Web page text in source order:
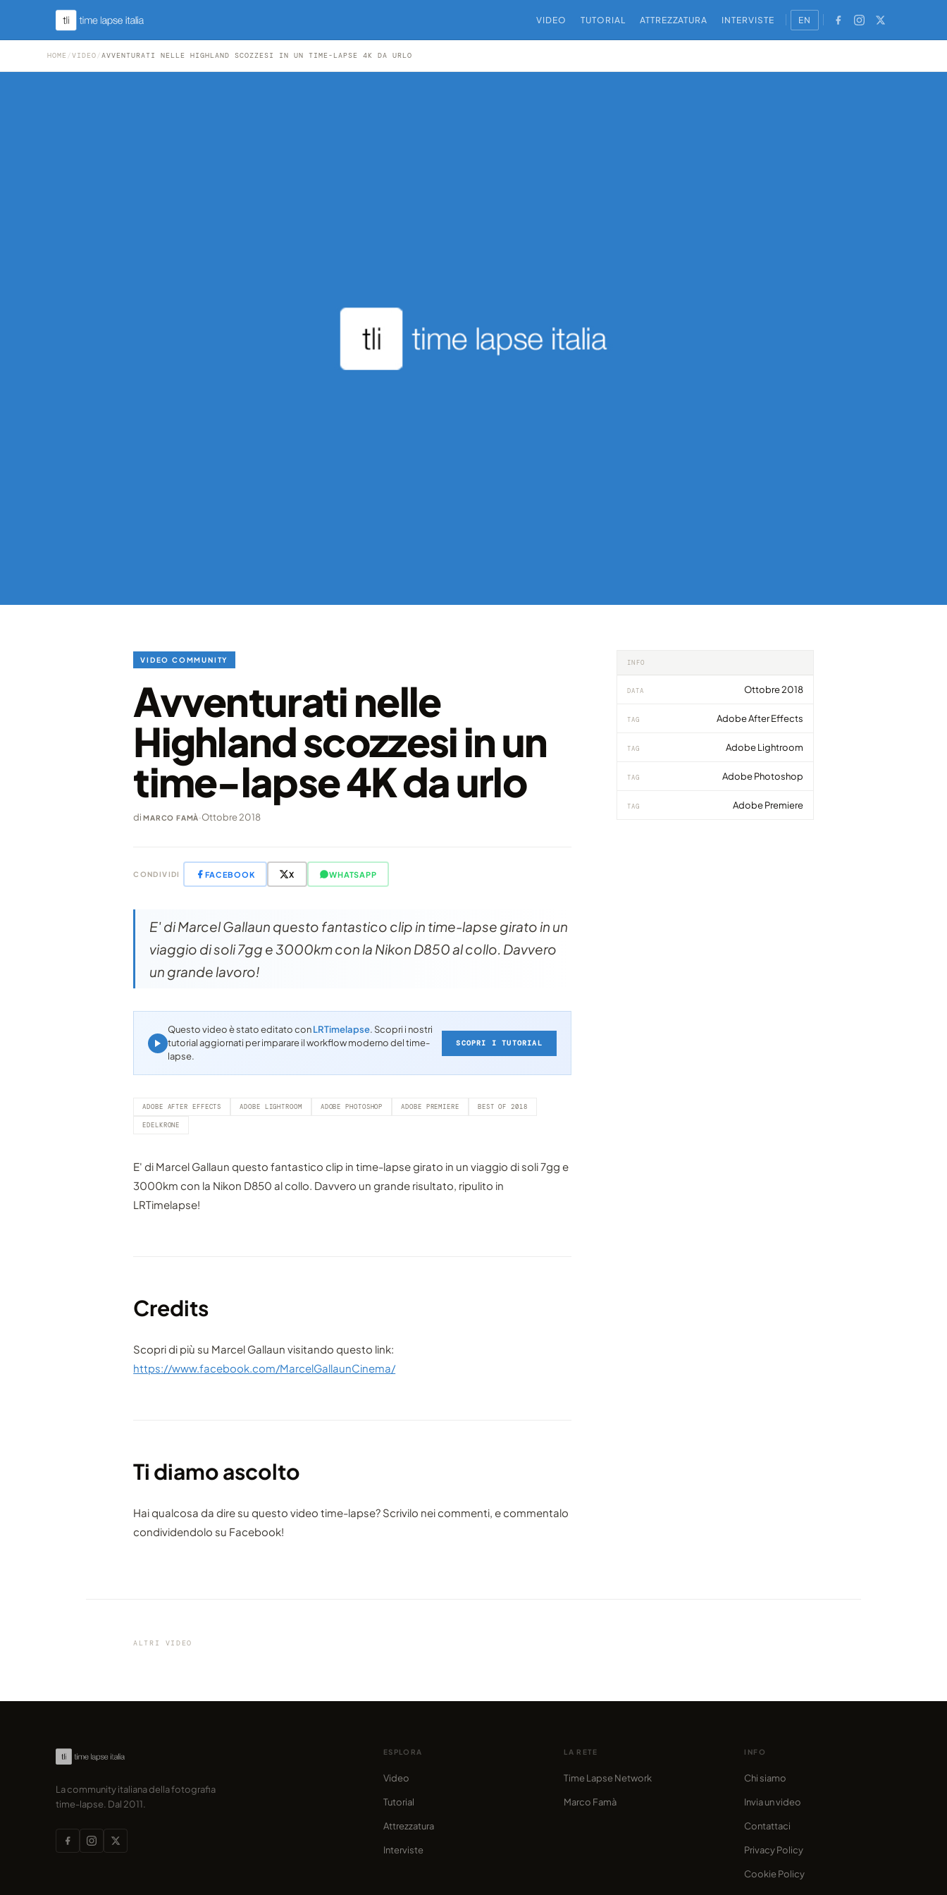
VIDEO TUTORIAL ATTREZZATURA INTERVISTE EN
HOME /VIDEO /AVVENTURATI NELLE HIGHLAND SCOZZESI IN UN TIME-LAPSE 4K DA URLO
VIDEO COMMUNITY
Avventurati nelle
Highland scozzesi in un
time-lapse 4K da urlo
diMARCO FAMÀ·Ottobre 2018
CONDIVIDI FACEBOOK X WHATSAPP
E' di Marcel Gallaun questo fantastico clip in time-lapse girato in un
viaggio di soli 7gg e 3000km con la Nikon D850 al collo. Davvero
un grande lavoro!
Questo video è stato editato conLRTimelapse. Scopri i nostri
tutorial aggiornati per imparare il workflow moderno del time-
lapse.
SCOPRI I TUTORIAL
ADOBE AFTER EFFECTS ADOBE LIGHTROOM ADOBE PHOTOSHOP ADOBE PREMIERE BEST OF 2018
EDELKRONE
E' di Marcel Gallaun questo fantastico clip in time-lapse girato in un viaggio di soli 7gg e
3000km con la Nikon D850 al collo. Davvero un grande risultato, ripulito in
LRTimelapse!
Credits
Scopri di più su Marcel Gallaun visitando questo link:
https://www.facebook.com/MarcelGallaunCinema/
Ti diamo ascolto
Hai qualcosa da dire su questo video time-lapse? Scrivilo nei commenti, e commentalo
condividendolo su Facebook!
INFO
DATA Ottobre 2018
TAG Adobe After Effects
TAG Adobe Lightroom
TAG Adobe Photoshop
TAG Adobe Premiere
ALTRI VIDEO
condiviso da marcofama
La community italiana della fotografia
time-lapse. Dal 2011.
ESPLORA
Video
Tutorial
Attrezzatura
Interviste
LA RETE
Time Lapse Network
Marco Famà
INFO
Chi siamo
Invia un video
Contattaci
Privacy Policy
Cookie Policy